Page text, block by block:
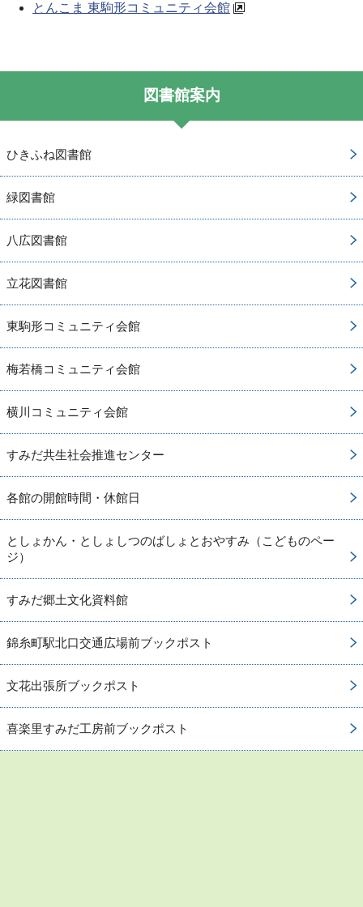
とんこま 東駒形コミュニティ会館
図書館案内
ひきふね図書館
緑図書館
八広図書館
立花図書館
東駒形コミュニティ会館
梅若橋コミュニティ会館
横川コミュニティ会館
すみだ共生社会推進センター
各館の開館時間・休館日
としょかん・としょしつのばしょとおやすみ（こどものペー
ジ）
すみだ郷土文化資料館
錦糸町駅北口交通広場前ブックポスト
文花出張所ブックポスト
喜楽里すみだ工房前ブックポスト